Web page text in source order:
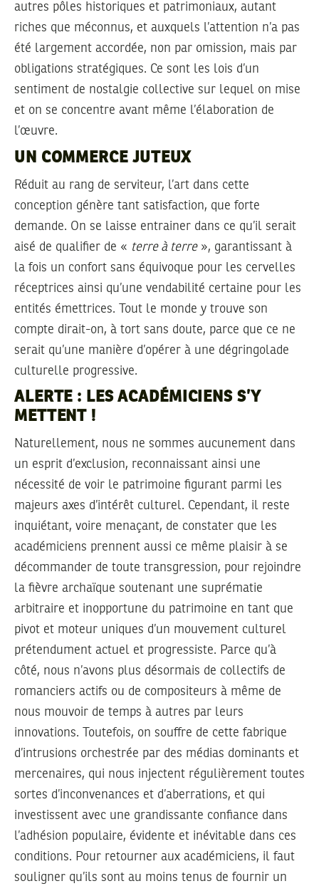
autres pôles historiques et patrimoniaux, autant
riches que méconnus, et auxquels l’attention n’a pas
été largement accordée, non par omission, mais par
obligations stratégiques. Ce sont les lois d’un
sentiment de nostalgie collective sur lequel on mise
et on se concentre avant même l’élaboration de
l’œuvre.
UN COMMERCE JUTEUX
Réduit au rang de serviteur, l’art dans cette
conception génère tant satisfaction, que forte
demande. On se laisse entrainer dans ce qu’il serait
aisé de qualifier de « terre à terre», garantissant à
la fois un confort sans équivoque pour les cervelles
réceptrices ainsi qu’une vendabilité certaine pour les
entités émettrices. Tout le monde y trouve son
compte dirait-on, à tort sans doute, parce que ce ne
serait qu’une manière d’opérer à une dégringolade
culturelle progressive.
ALERTE : LES ACADÉMICIENS S’Y
METTENT !
Naturellement, nous ne sommes aucunement dans
un esprit d’exclusion, reconnaissant ainsi une
nécessité de voir le patrimoine figurant parmi les
majeurs axes d’intérêt culturel. Cependant, il reste
inquiétant, voire menaçant, de constater que les
académiciens prennent aussi ce même plaisir à se
décommander de toute transgression, pour rejoindre
la fièvre archaïque soutenant une suprématie
arbitraire et inopportune du patrimoine en tant que
pivot et moteur uniques d’un mouvement culturel
prétendument actuel et progressiste. Parce qu’à
côté, nous n’avons plus désormais de collectifs de
romanciers actifs ou de compositeurs à même de
nous mouvoir de temps à autres par leurs
innovations. Toutefois, on souffre de cette fabrique
d’intrusions orchestrée par des médias dominants et
mercenaires, qui nous injectent régulièrement toutes
sortes d’inconvenances et d’aberrations, et qui
investissent avec une grandissante confiance dans
l’adhésion populaire, évidente et inévitable dans ces
conditions. Pour retourner aux académiciens, il faut
souligner qu’ils sont au moins tenus de fournir un